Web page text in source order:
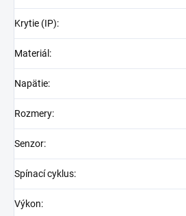
Krytie (IP):
Materiál :
Napätie:
Rozmery:
Senzor:
Spínací cyklus:
Výkon: